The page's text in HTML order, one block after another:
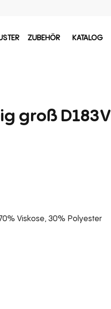
ZUBEHÖR KATALOG
groß D183V
Viskose, 30% Polyester